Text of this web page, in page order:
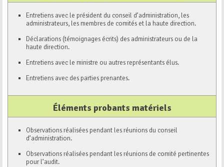
Entretiens avec le président du conseil d’administration, les
administrateurs, les membres de comités et la haute direction.
Déclarations (témoignages écrits) des administrateurs ou de la
haute direction.
Entretiens avec le ministre ou autres représentants élus.
Entretiens avec des parties prenantes.
Éléments probants matériels
Observations réalisées pendant les réunions du conseil
d’administration.
Observations réalisées pendant les réunions de comité pertinentes
pour l’audit.